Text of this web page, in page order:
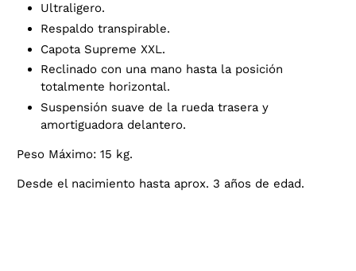
Ultraligero.
Respaldo transpirable.
Capota Supreme XXL.
Reclinado con una mano hasta la posición
totalmente horizontal.
Suspensión suave de la rueda trasera y
amortiguadora delantero.
Peso Máximo: 15 kg.
Desde el nacimiento hasta aprox. 3 años de edad.